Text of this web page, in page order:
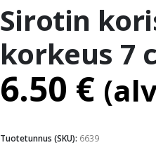
Sirotin
korkeus 7
6.50 €
Tuotetunnus (SKU): 6639